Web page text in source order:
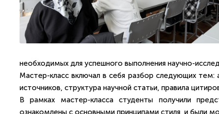
необходимых для успешного выполнения научно-
Мастер-класс включал в себя разбор следующих
источников, структура научной статьи, правила
В рамках мастер-класса студенты получили
ознакомлены с основными принципами стиля и были